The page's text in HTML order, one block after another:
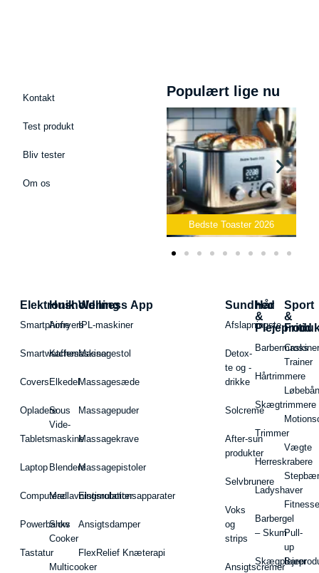
Kontakt
Test produkt
Bliv tester
Om os
Populært lige nu
Bedste Elkedel 2026
Elektronik
Smartphone
Smartwatches
Covers
Opladere
Tablets
Laptop
Computere
Powerbanks
Tastatur
Husholdning
Airfryers
Kaffemaskiner
Elkedel
Sous
Vide-
maskine
Blendere
Madlavningsrobotter
Slow
Cooker
Multicooker
Wellness App
IPL-maskiner
Massagestol
Massagesæde
Massagepuder
Massagekrave
Massagepistoler
Elstimulationsapparater
Ansigtsdamper
FlexRelief Knæterapi
Sundhed
Afslapningste
Detox-
te og -
drikke
Solcreme
After-sun
produkter
Selvbrunere
Voks
og
strips
Ansigtscremer
Hår
&
Hårtrimmere
Skægtrimmere
Trimmer
Herreskrabere
Ladyshaver
Barbergel
– Skum
Sport
&
Fritid
Cross
Trainer
Vægte
Pull-
up
Barer